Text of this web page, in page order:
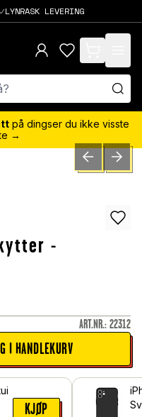
LYNRASK LEVERING
items in cart,
på dingser du ikke visste
→
PREVIOUSNEXT
-
ART.NR.: 22312
I HANDLEKURV
KJØP